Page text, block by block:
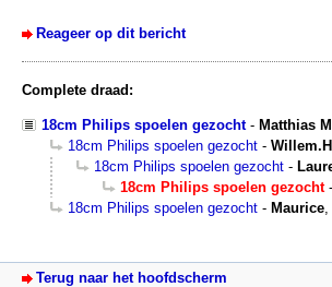
Reageer op dit bericht
Complete draad:
18cm Philips spoelen gezocht- Matthias
18cm Philips spoelen gezocht -
18cm Philips spoelen gezocht -
18cm Philips spoelen gezocht-
18cm Philips spoelen gezocht - Maurice
Terug naar het hoofdscherm